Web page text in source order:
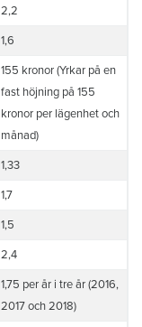
2,2
1,6
155 kronor (Yrkar på en
fast höjning på 155
kronor per lägenhet och
månad)
1,33
1,7
1,5
2,4
1,75 per år i tre år (2016,
2017 och 2018)